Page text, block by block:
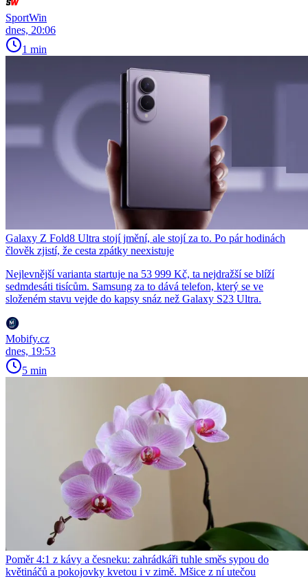
SportWin
dnes, 20:06
1 min
Galaxy Z Fold8 Ultra stojí jmění, ale stojí za to. Po pár hodinách
člověk zjistí, že cesta zpátky neexistuje
Nejlevnější varianta startuje na 53 999 Kč, ta nejdražší se blíží
sedmdesáti tisícům. Samsung za to dává telefon, který se ve
složeném stavu vejde do kapsy snáz než Galaxy S23 Ultra.
Mobify.cz
dnes, 19:53
5 min
Poměr 4:1 z kávy a česneku: zahrádkáři tuhle směs sypou do
květináčů a pokojovky kvetou i v zimě. Mšice z ní utečou